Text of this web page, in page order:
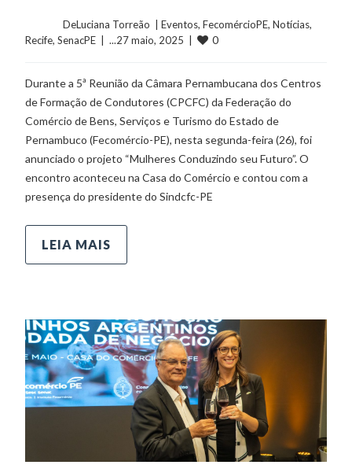
	    	DeLuciana Torreão  |
Eventos, FecomércioPE, Notícias
Recife, SenacPE
  |  ...27 maio, 2025  |
0
Durante a 5ª Reunião da Câmara Pernambucana dos Centros
de Formação de Condutores (CPCFC) da Federação do
Comércio de Bens, Serviços e Turismo do Estado de
Pernambuco (Fecomércio-PE), nesta segunda-feira (26), foi
anunciado o projeto “Mulheres Conduzindo seu Futuro”. O
encontro aconteceu na Casa do Comércio e contou com a
presença do presidente do Sindcfc-PE
LEIA MAIS